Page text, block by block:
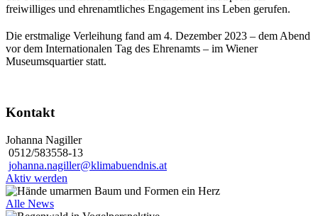
freiwilliges und ehrenamtliches Engagement ins Leben gerufen.
Die erstmalige Verleihung fand am 4. Dezember 2023 – dem Abend
vor dem Internationalen Tag des Ehrenamts – im Wiener
Museumsquartier statt.
Kontakt
Johanna Nagiller
0512/583558-13
johanna.nagiller@klimabuendnis.at
Aktiv werden
Alle News